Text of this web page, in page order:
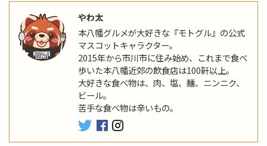
やわ太
本八幡グルメが大好きな『モトグル』の公式
マスコットキャラクター。
2015年から市川市に住み始め、これまで食べ
歩いた本八幡近郊の飲食店は100軒以上。
大好きな食べ物は、肉、塩、麺、ニンニク、
ビール。
苦手な食べ物は辛いもの。